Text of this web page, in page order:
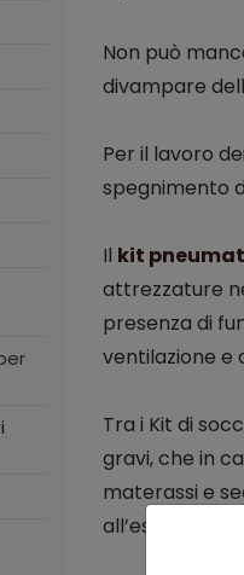
Non può
divampare
Per il lavoro
spegnimento
Il kit
attrezzature
presenza di
ventilazione e
Tra i Kit di
gravi, che in
materassi e
all’esterno